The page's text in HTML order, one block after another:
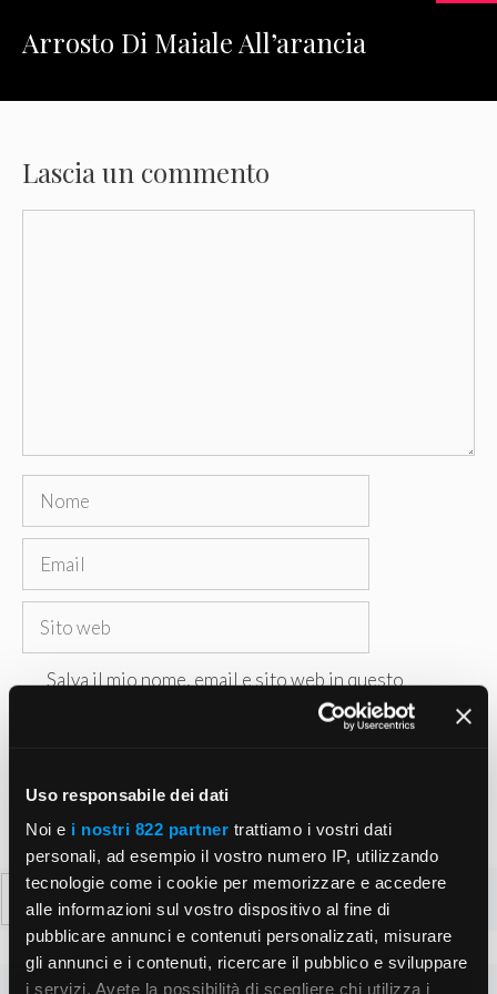
Uso responsabile dei dati
Noi e i nostri 822 partner trattiamo i vostri dati
personali, ad esempio il vostro numero IP, utilizzando
tecnologie come i cookie per memorizzare e accedere
alle informazioni sul vostro dispositivo al fine di
pubblicare annunci e contenuti personalizzati, misurare
gli annunci e i contenuti, ricercare il pubblico e sviluppare
i servizi. Avete la possibilità di scegliere chi utilizza i
Arrosto Di Maiale All’arancia
Lascia un commento
Nome
Email
Sito
Salva il mio nome, email e sito web in questo
browser per la prossima volta che commento.
Ricerca
per: